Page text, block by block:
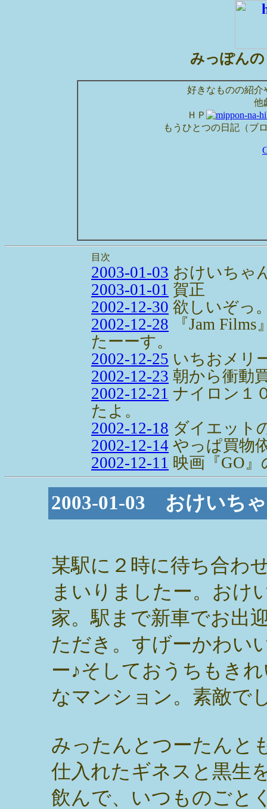
みっぽん
好きなものの紹介
他
ＨＰ
もうひとつの日記（ブ
目次
2003-01-03 おけいちゃ
2003-01-01 賀正
2002-12-30 欲しいぞっ
2002-12-28 『Jam
たーーす。
2002-12-25 いちおメリ
2002-12-23 朝から衝動
2002-12-21 ナイロン１
たよ。
2002-12-18 ダイエット
2002-12-14 やっぱ買物
2002-12-11 映画『GO
2003-01-03 おけいち
某駅に２時に待ち合わ
まいりましたー。おけ
家。駅まで新車でお出
ただき。すげーかわい
ー♪そしておうちもき
なマンション。素敵で
みったんとつーたんと
仕入れたギネスと黒生
飲んで、いつものごと